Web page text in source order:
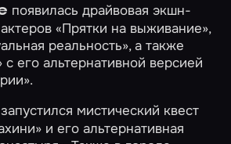
появилась драйвовая экшн-
«Прятки на выживание»,
реальность», а также
с его альтернативной версией
.
запустился мистический квест
и его альтернативная